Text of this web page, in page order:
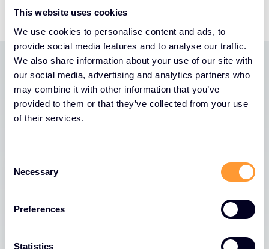
This website uses cookies
We use cookies to personalise content and ads, to
provide social media features and to analyse our traffic.
We also share information about your use of our site with
our social media, advertising and analytics partners who
may combine it with other information that you’ve
provided to them or that they’ve collected from your use
of their services.
Necessary
Preferences
Statistics
Neueste Nachrichten